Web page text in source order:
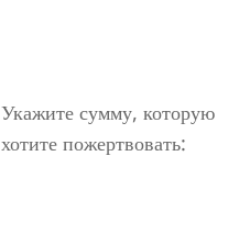
Укажите сумму, которую
хотите пожертвовать: